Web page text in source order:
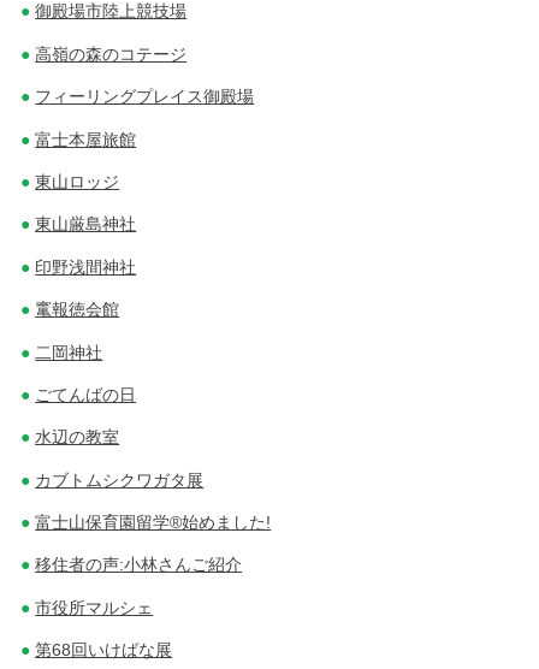
御殿場市陸上競技場
高嶺の森のコテージ
フィーリングプレイス御殿場
富士本屋旅館
東山ロッジ
東山厳島神社
印野浅間神社
竃報徳会館
二岡神社
ごてんばの日
水辺の教室
カブトムシクワガタ展
富士山保育園留学®始めました!
移住者の声:小林さんご紹介
市役所マルシェ
第68回いけばな展